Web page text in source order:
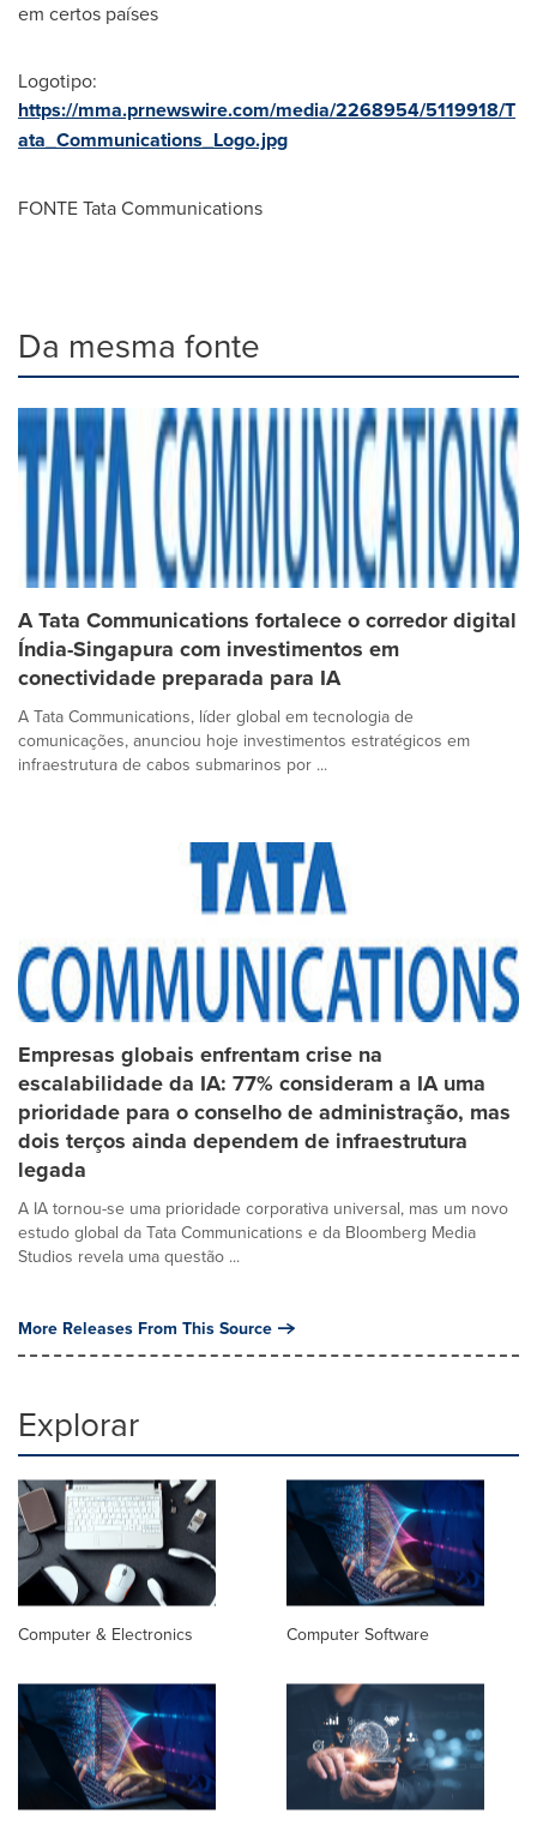
em certos países
Logotipo:
https://mma.prnewswire.com/media/2268954/5119918/T
ata_Communications_Logo.jpg
FONTE Tata Communications
Da mesma fonte
A Tata Communications fortalece o corredor digital
Índia-Singapura com investimentos em
conectividade preparada para IA
A Tata Communications, líder global em tecnologia de
comunicações, anunciou hoje investimentos estratégicos em
infraestrutura de cabos submarinos por ...
Empresas globais enfrentam crise na
escalabilidade da IA: 77% consideram a IA uma
prioridade para o conselho de administração, mas
dois terços ainda dependem de infraestrutura
legada
A IA tornou-se uma prioridade corporativa universal, mas um novo
estudo global da Tata Communications e da Bloomberg Media
Studios revela uma questão ...
More Releases From This Source
Explorar
Computer & Electronics Computer Software